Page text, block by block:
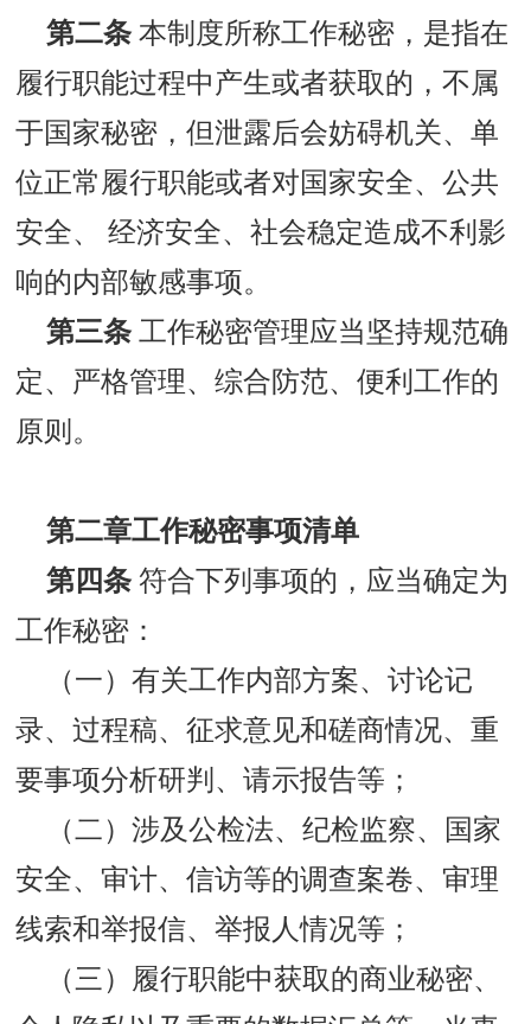
第二条 本制度所称工作秘密，是指在
履行职能过程中产生或者获取的，不属
于国家秘密，但泄露后会妨碍机关、单
位正常履行职能或者对国家安全、公共
安全、 经济安全、社会稳定造成不利影
响的内部敏感事项。
第三条工作秘密管理应当坚持规范确
定、严格管理、综合防范、便利工作的
原则。
第二章工作秘密事项清单
第四条符合下列事项的，应当确定为
工作秘密：
（一）有关工作内部方案、讨论记
录、过程稿、征求意见和磋商情况、重
要事项分析研判、请示报告等；
（二）涉及公检法、纪检监察、国家
安全、审计、信访等的调查案卷、审理
线索和举报信、举报人情况等；
（三）履行职能中获取的商业秘密、